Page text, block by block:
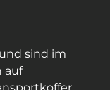
sind im
auf